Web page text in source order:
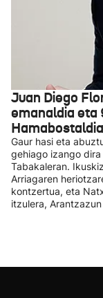
Juan Diego
emanaldia eta
Gaur hasi eta
gehiago izango dira
Tabakaleran.
Arriagaren
kontzertua, eta
itzulera,